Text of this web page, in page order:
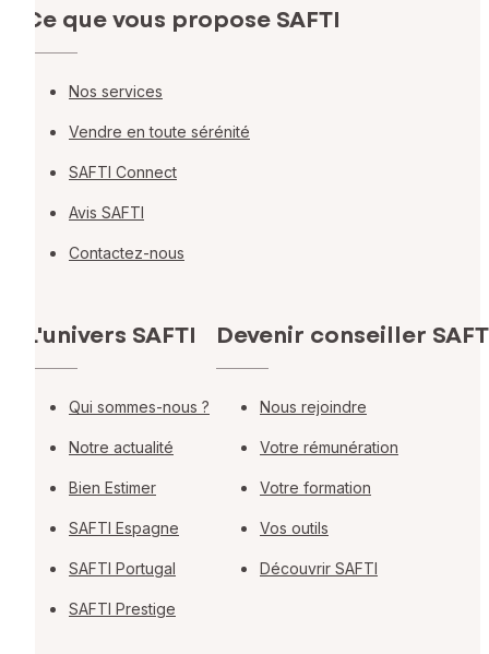
Ce que vous propose SAFTI
Nos services
Vendre en toute sérénité
SAFTI Connect
Avis SAFTI
Contactez-nous
L'univers SAFTI
Qui sommes-nous ?
Notre actualité
Bien Estimer
SAFTI Espagne
SAFTI Portugal
SAFTI Prestige
Devenir conseiller
Nous rejoindre
Votre rémunération
Votre formation
Vos outils
Découvrir SAFTI